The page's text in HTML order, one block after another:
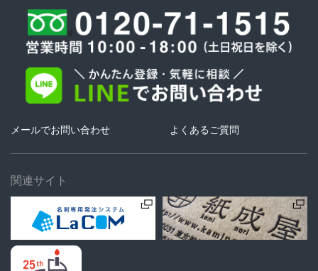
メールでお問い合わせ よくあるご質問
関連サイト